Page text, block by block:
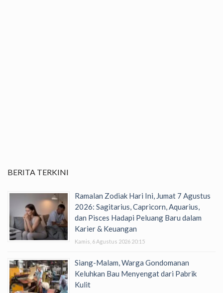
BERITA TERKINI
Ramalan Zodiak Hari Ini, Jumat 7 Agustus
2026: Sagitarius, Capricorn, Aquarius,
dan Pisces Hadapi Peluang Baru dalam
Karier & Keuangan
Kamis, 6 Agustus 2026 20:15
Siang-Malam, Warga Gondomanan
Keluhkan Bau Menyengat dari Pabrik
Kulit